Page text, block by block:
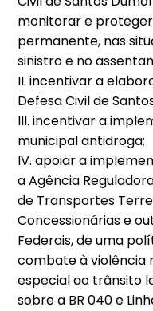
monitorar e
permanente, nas
sinistro e no
II. incentivar a
Defesa Civil de
III. incentivar a
municipal antidroga;
IV. apoiar a
a Agência
de Transportes
Concessionárias e
Federais, de uma
combate à violência
especial ao trânsito
sobre a BR 040 e